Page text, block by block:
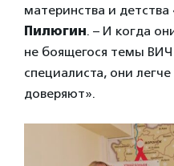
материнства и
Пилюгин. – И когда
не боящегося темы ВИЧ
специалиста, они
доверяют».